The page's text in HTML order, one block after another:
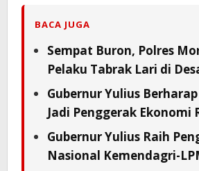
BACA JUGA
Sempat Buron, Polres
Pelaku Tabrak Lari di
Gubernur Yulius Berharap
Jadi Penggerak Ekonomi
Gubernur Yulius Raih
Nasional Kemendagri-